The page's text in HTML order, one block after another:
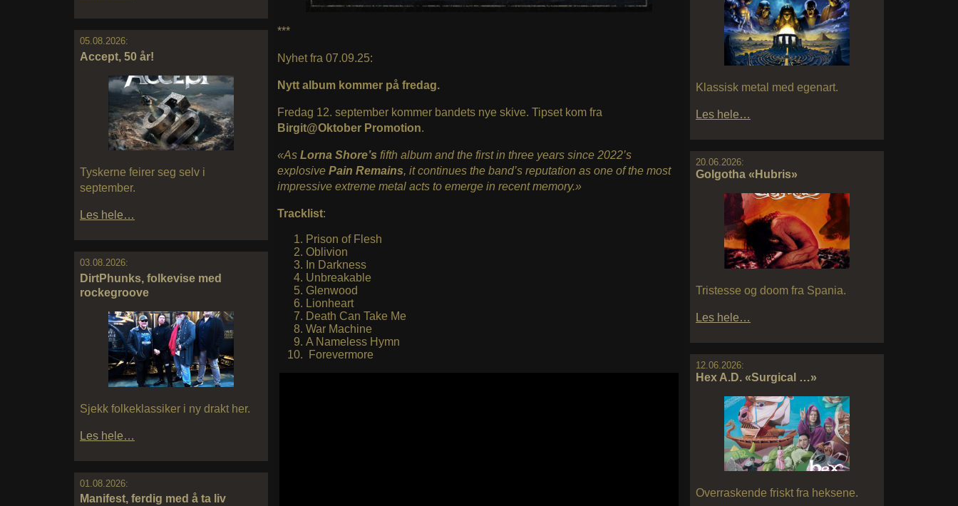
05.08.2026:
Accept, 50 år!
Tyskerne feirer seg selv i
september.
Les hele…
03.08.2026:
DirtPhunks, folkevise med
rockegroove
Sjekk folkeklassiker i ny drakt her.
Les hele…
01.08.2026:
Manifest, ferdig med å ta liv
Klassisk metal med egenart.
Les hele…
20.06.2026:
Golgotha «Hubris»
Tristesse og doom fra Spania.
Les hele…
12.06.2026:
Hex A.D. «Surgical …»
Overraskende friskt fra heksene.
***
Nyhet fra 07.09.25:
Nytt album kommer på fredag.
Fredag 12. september kommer bandets nye skive. Tipset kom fra
Birgit@Oktober Promotion.
«AsLorna Shore’s fifth album and the first in three years since 2022’s
explosive Pain Remains, it continues the band’s reputation as one of the most
impressive extreme metal acts to emerge in recent memory.»
Tracklist:
Prison of Flesh
Oblivion
In Darkness
Unbreakable
Glenwood
Lionheart
Death Can Take Me
War Machine
A Nameless Hymn
Forevermore